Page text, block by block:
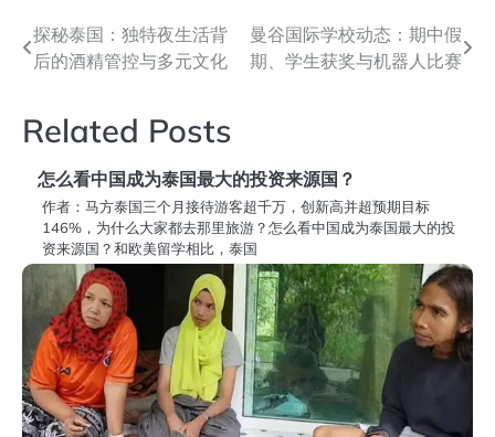
文
章
导
探秘泰国：独特夜生活背
后的酒精管控与多元文化
曼谷国际学校动态：期中假
期、学生获奖与机器人比赛
Related Posts
怎么看中国成为泰国最大的投资来源国？
作者：马方泰国三个月接待游客超千万，创新高并超预期目标
146%，为什么大家都去那里旅游？怎么看中国成为泰国最大的投
资来源国？和欧美留学相比，泰国